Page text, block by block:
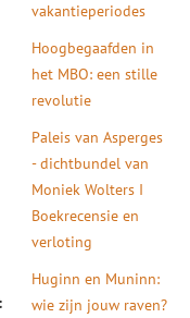
vakantieperiodes
Hoogbegaafden in
het MBO: een stille
revolutie
Paleis van Asperges
- dichtbundel van
Moniek Wolters I
Boekrecensie en
verloting
Huginn en Muninn:
wie zijn jouw raven?